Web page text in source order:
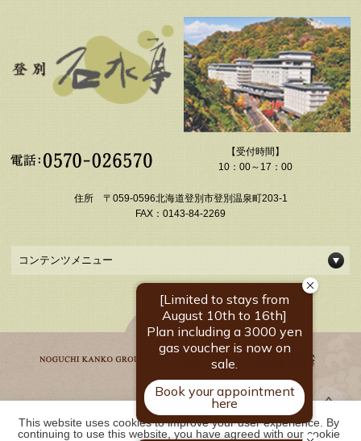
【受付時間】
10：00～17：00
住所 〒059-0596北海道登別市登別温泉町203-1
FAX：0143-84-2269
コンテンツメニュー
野口観光グループ一覧
This website uses cookies to improve your user experience. By
continuing to use this website, you have agreed with our cookie